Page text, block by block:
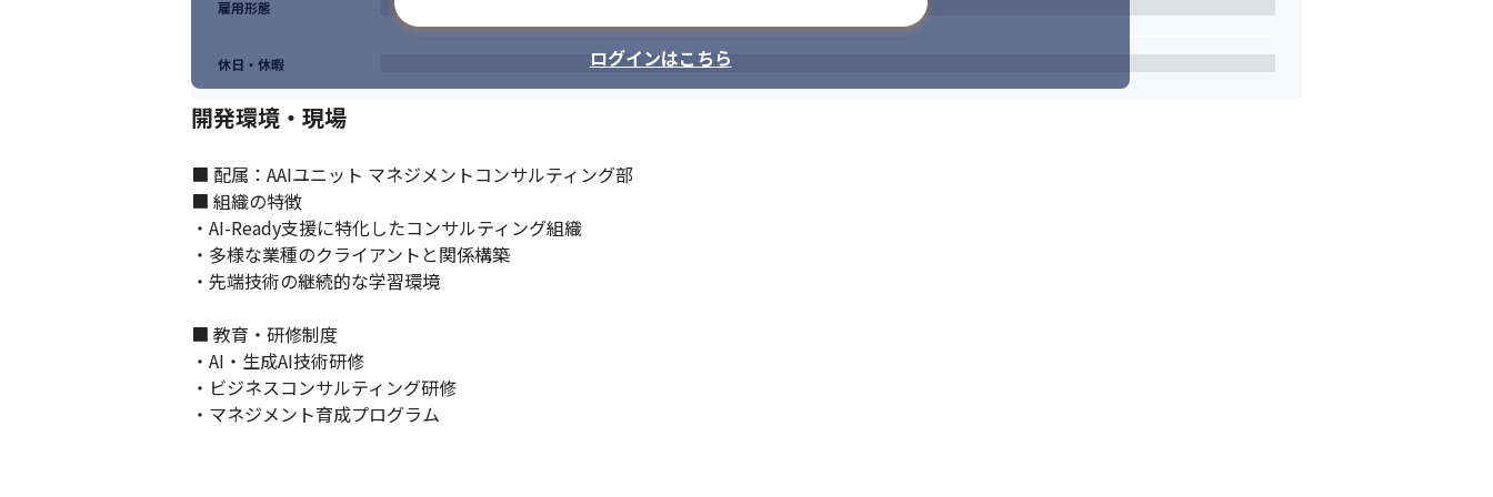
ログインはこちら
雇用形態
休日・休暇
開発環境・現場
■ 配属：AAIユニット マネジメントコンサルティング部
■ 組織の特徴
・AI-Ready支援に特化したコンサルティング組織
・多様な業種のクライアントと関係構築
・先端技術の継続的な学習環境
■ 教育・研修制度
・AI・生成AI技術研修
・ビジネスコンサルティング研修
・マネジメント育成プログラム